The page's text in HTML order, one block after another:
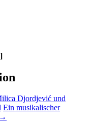
Djordjević und
Ein musikalischer
→